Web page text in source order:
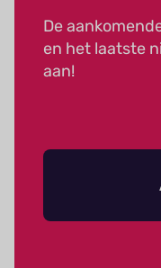
De
en het laatste
aan!